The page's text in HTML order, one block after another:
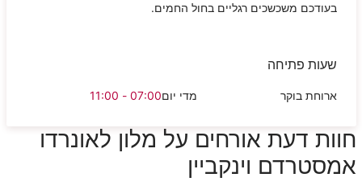
בעודכם משכשכים רגליים בחול החמים.
שעות פתיחה
ארוחת בוקר מדי יום07:00 - 11:00
חוות דעת אורחים על מלון לאונרדו
אמסטרדם וינקביין